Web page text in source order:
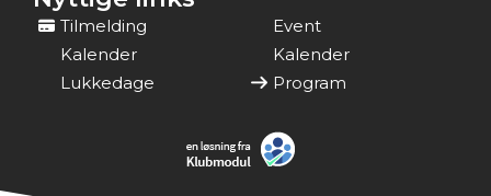
Tilmelding
Event
Kalender
Kalender
Lukkedage
Program